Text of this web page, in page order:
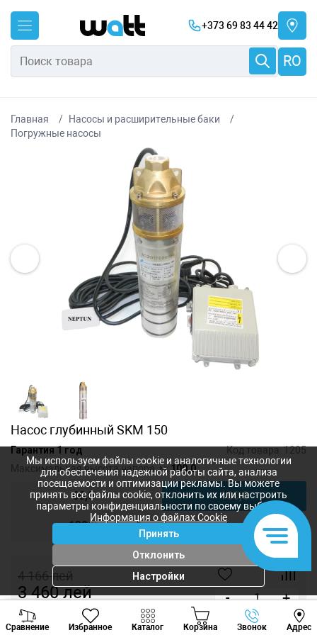
+373 69 83 44 42
RO
Главная
Насосы и расширительные баки
Погружные насосы
Насос глубинный SKM 150
Гарантия 1 год Код товара:1205
Максимальная высота напора, м: 100,0
60,0 100,0
138,0
4 166лей
3 460лей - +
Купить в 1 клик
Сравнение Избранное Каталог Корзина Звонок Адрес
Viber Whatsapp
Мы используем файлы cookie и аналогичные технологии
для обеспечения надежной работы сайта, анализа
посещаемости и оптимизации рекламы. Вы можете
принять все файлы cookie, отклонить их или настроить
параметры конфиденциальности по своему выбору.
Информация о файлах Cookie
Принять
Отклонить
Настройки